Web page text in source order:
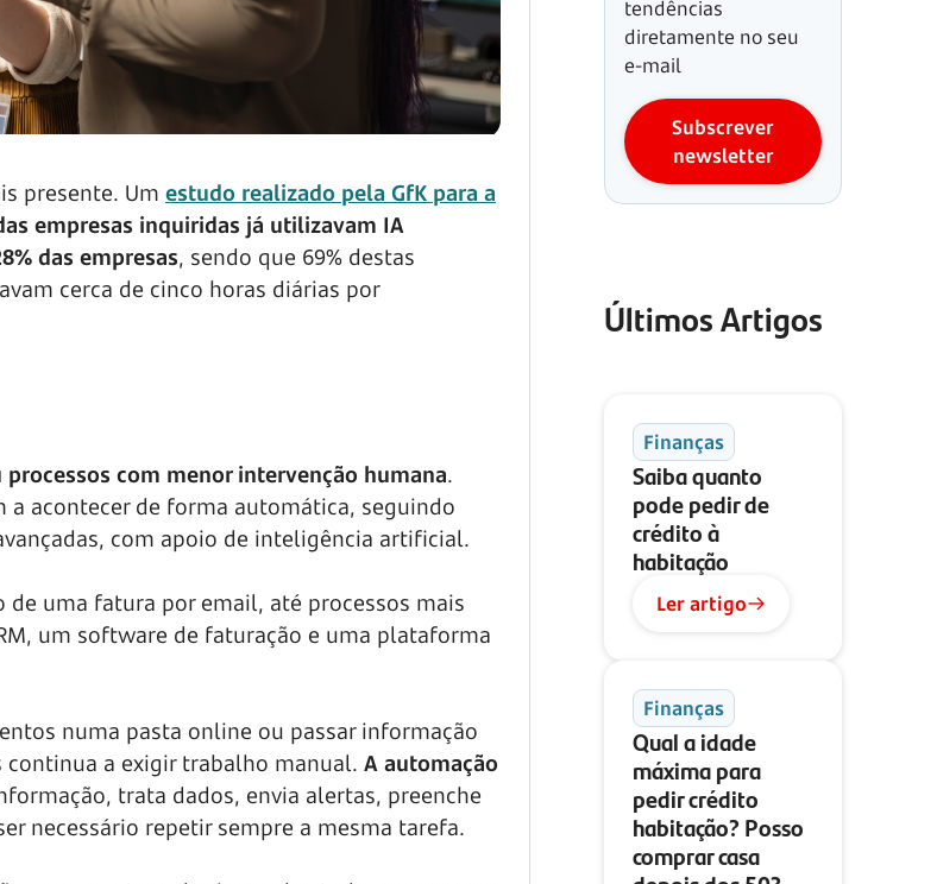
presente. Um estudo realizado pela GfK para a
empresas inquiridas já utilizavam IA
das empresas, sendo que 69% destas
cerca de cinco horas diárias por
com menor intervenção humana.
a acontecer de forma automática, seguindo
com apoio de inteligência artificial.
uma fatura por email, até processos mais
um software de faturação e uma plataforma
numa pasta online ou passar informação
continua a exigir trabalho manual. A automação
trata dados, envia alertas, preenche
necessário repetir sempre a mesma tarefa.
tendências
diretamente no seu
e-mail
Subscrever
newsletter
Últimos Artigos
Finanças
Saiba quanto
pode pedir de
crédito à
habitação
Ler artigo
Finanças
Qual a idade
máxima para
pedir crédito
habitação? Posso
comprar casa